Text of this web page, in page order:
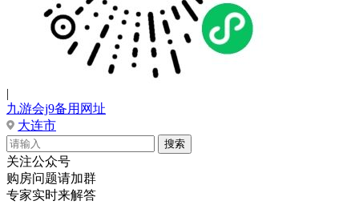
|
九游会j9备用网址
大连市
关注公众号
购房问题请加群
专家实时来解答